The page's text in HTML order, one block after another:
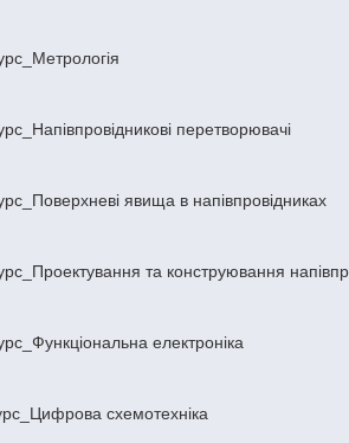
перетворювачі
явища в напівпровідниках
та конструювання
електроніка
схемотехніка